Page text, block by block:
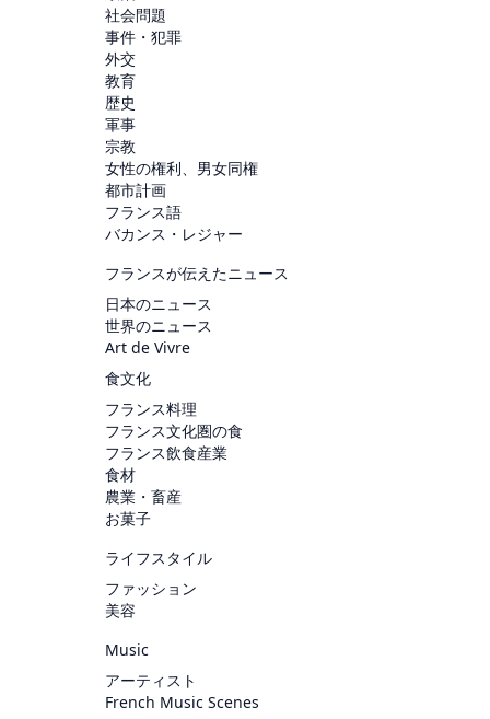
社会問題
事件・犯罪
外交
教育
歴史
軍事
宗教
女性の権利、男女同権
都市計画
フランス語
バカンス・レジャー
フランスが伝えたニュース
日本のニュース
世界のニュース
Art de Vivre
食文化
フランス料理
フランス文化圏の食
フランス飲食産業
食材
農業・畜産
お菓子
ライフスタイル
ファッション
美容
Music
アーティスト
French Music Scenes